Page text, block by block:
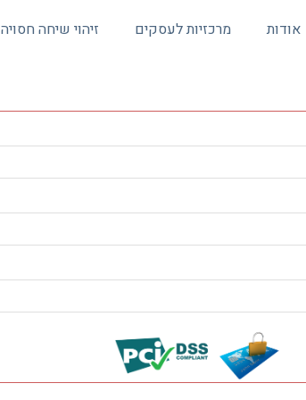
אודות מרכזיות לעסקים זיהוי שיחה חסויה